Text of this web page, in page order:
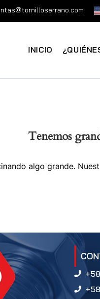
INICIO
Tenemos
algo grande.